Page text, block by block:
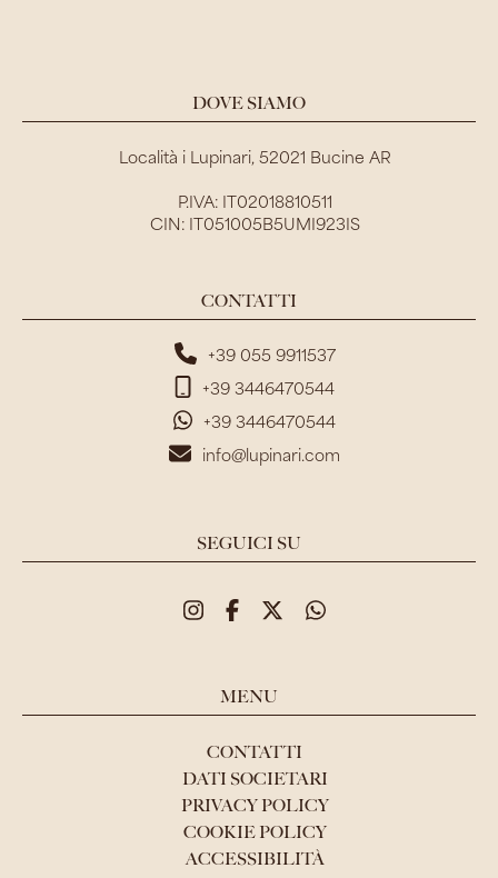
DOVE SIAMO
Località i Lupinari, 52021 Bucine AR
P.IVA: IT02018810511
CIN: IT051005B5UMI923IS
CONTATTI
+39 055 9911537
+39 3446470544
+39 3446470544
info@lupinari.com
SEGUICI SU
MENU
CONTATTI
DATI SOCIETARI
PRIVACY POLICY
COOKIE POLICY
ACCESSIBILITÀ